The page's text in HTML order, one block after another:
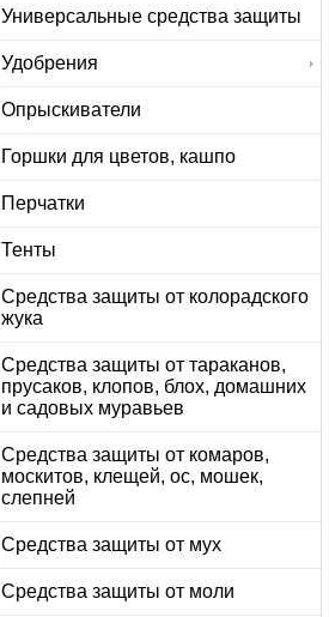
Универсальные средства защиты
Удобрения
Опрыскиватели
Горшки для цветов, кашпо
Перчатки
Тенты
Средства защиты от колорадского
жука
Средства защиты от тараканов,
прусаков, клопов, блох, домашних
и садовых муравьев
Средства защиты от комаров,
москитов, клещей, ос, мошек,
слепней
Средства защиты от мух
Средства защиты от моли